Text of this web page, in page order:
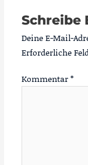
Schreibe
Deine E-Mail-
Erforderliche
Kommentar*